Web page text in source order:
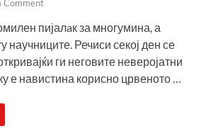
Comment
пијалaк за многумина, а
научниците. Речиси секој ден се
ги неговите неверојатни
е навистина корисно црвеното …